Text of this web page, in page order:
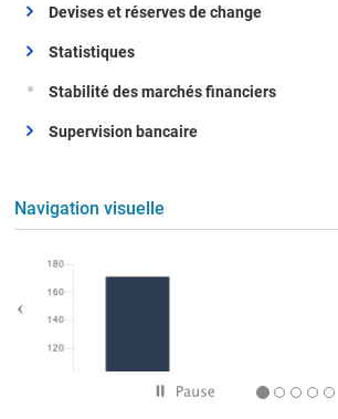
Développer/Collapse
Devises et réserves de change
Développer/Collapse
Statistiques
Stabilité des marchés financiers
Développer/Collapse
Supervision bancaire
Navigation visuelle